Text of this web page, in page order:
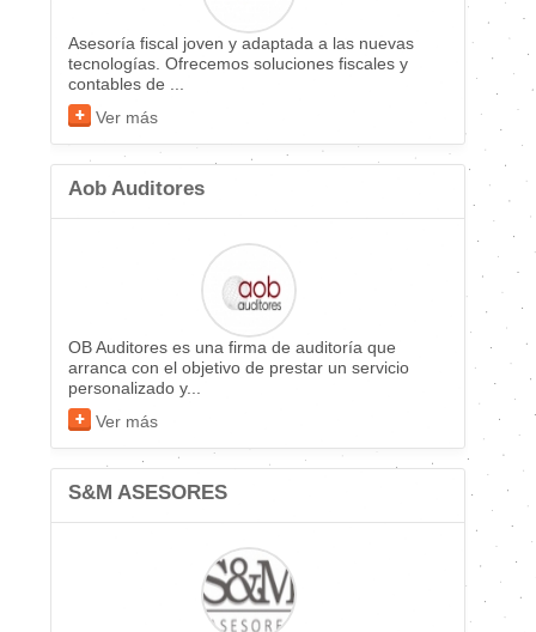
Asesoría fiscal joven y adaptada a las nuevas
tecnologías. Ofrecemos soluciones fiscales y
contables de ...
Ver más
Aob Auditores
OB Auditores es una firma de auditoría que
arranca con el objetivo de prestar un servicio
personalizado y...
Ver más
S&M ASESORES